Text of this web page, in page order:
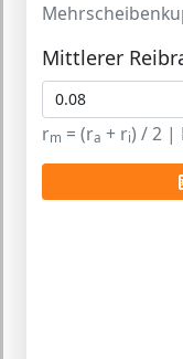
Mittlerer
rm = (ra + ri) / 2 |